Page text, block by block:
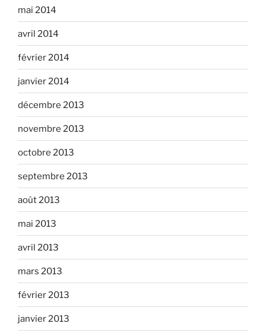
mai 2014
avril 2014
février 2014
janvier 2014
décembre 2013
novembre 2013
octobre 2013
septembre 2013
août 2013
mai 2013
avril 2013
mars 2013
février 2013
janvier 2013